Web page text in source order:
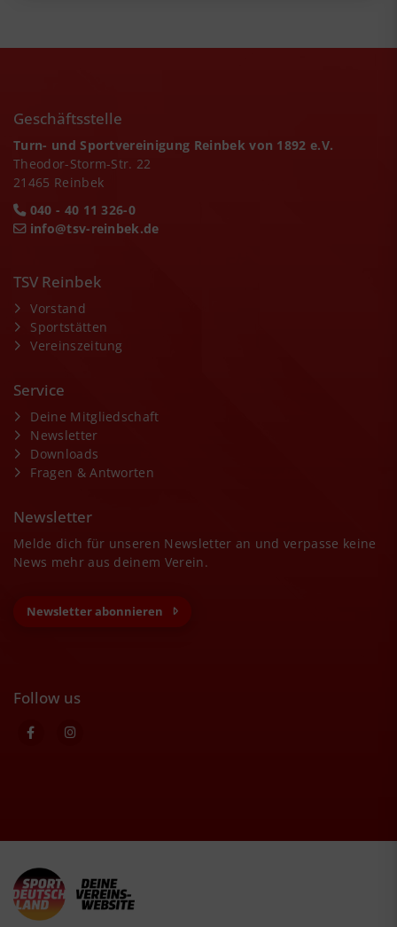
Geschäftsstelle
Turn- und Sportvereinigung Reinbek von 1892 e.V.
Theodor-Storm-Str. 22
21465 Reinbek
040 - 40 11 326-0
info@tsv-reinbek.de
TSV Reinbek
Vorstand
Sportstätten
Vereinszeitung
Service
Deine Mitgliedschaft
Newsletter
Downloads
Fragen & Antworten
Newsletter
Melde dich für unseren Newsletter an und verpasse keine
News mehr aus deinem Verein.
Newsletter abonnieren
Follow us